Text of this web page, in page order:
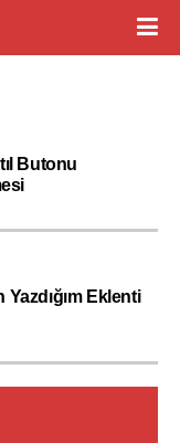
Butonu
Yazdığım Eklenti